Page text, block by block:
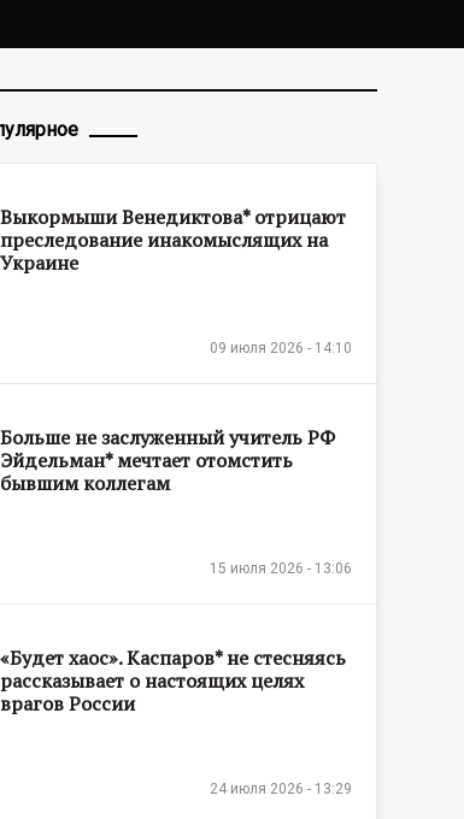
с трубочкой в носу
Выкормыши Венедиктова* отрицают
преследование инакомыслящих на
Украине
09 июля 2026 - 14:10
Больше не заслуженный учитель РФ
Эйдельман* мечтает отомстить
бывшим коллегам
15 июля 2026 - 13:06
«Будет хаос». Каспаров* не стесняясь
рассказывает о настоящих целях
врагов России
24 июля 2026 - 13:29